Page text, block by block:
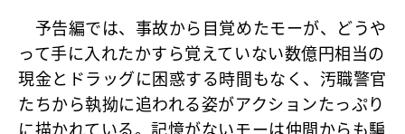
予告編では、事故から目覚めたモーが、どうや
って手に入れたかすら覚えていない数億円相当の
現金とドラッグに困惑する時間もなく、汚職警官
たちから執拗に追われる姿がアクションたっぷり